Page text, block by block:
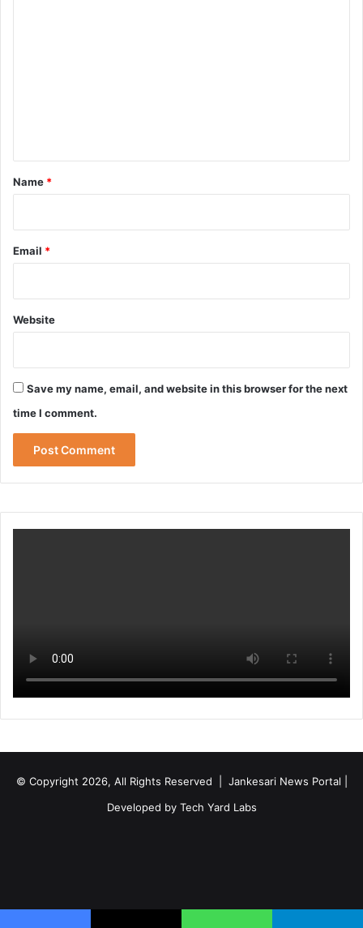
*
Name *
Email *
Website
Save my name, email, and website in this browser for the next
time I comment.
© Copyright 2026, All Rights Reserved | Jankesari News Portal |
Developed by Tech Yard Labs